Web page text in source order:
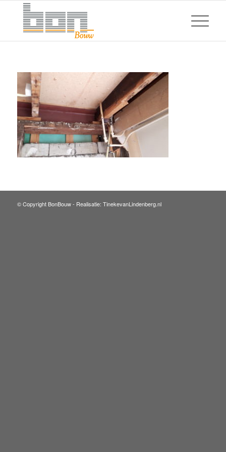
© Copyright BonBouw - Realisatie: TinekevanLindenberg.nl